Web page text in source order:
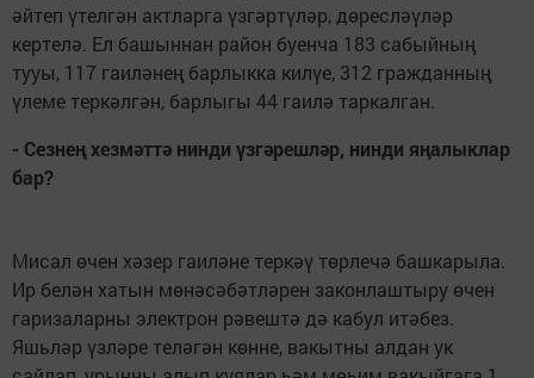
әйтеп үтелгән актларга үзгәртүләр, дөресләүләр
кертелә. Ел башыннан район буенча 183 сабыйның
тууы, 117 гаиләнең барлыкка килүе, 312 гражданның
үлеме теркәлгән, барлыгы 44 гаилә таркалган.
- Сезнең хезмәттә нинди үзгәрешләр, нинди яңалыклар
бар?
Мисал өчен хәзер гаиләне теркәү төрлечә башкарыла.
Ир белән хатын мөнәсәбәтләрен законлаштыру өчен
гаризаларны электрон рәвештә дә кабул итәбез.
Яшьләр үзләре теләгән көнне, вакытны алдан ук